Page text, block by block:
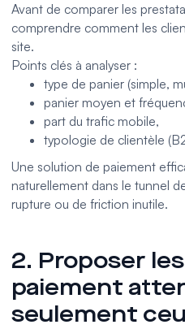
Avant de comparer les
comprendre comment les
site.
Points clés à analyser :
type de panier (simple,
panier moyen et
part du trafic mobile,
typologie de clientèle
Une solution de paiement
naturellement dans le tunnel
rupture ou de friction inutile.
2. Proposer
paiement
seulement